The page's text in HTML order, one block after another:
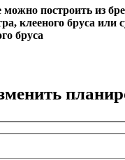
можно построить из
клееного бруса или
бруса